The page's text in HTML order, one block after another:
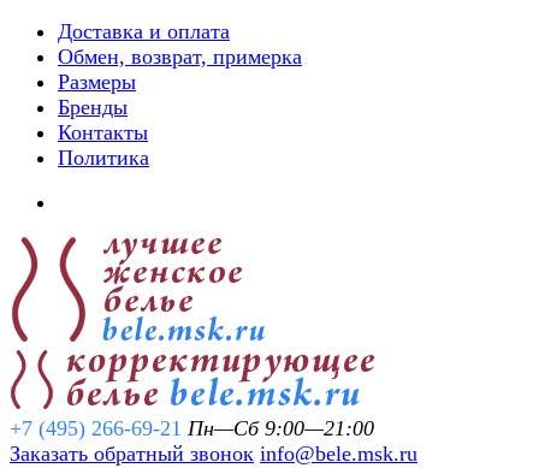
Доставка и оплата
Обмен, возврат, примерка
Размеры
Бренды
Контакты
Политика
+7 (495) 266-69-21 Пн—Сб 9:00—21:00
Заказать обратный звонок info@bele.msk.ru